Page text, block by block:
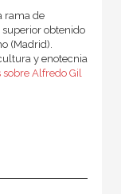
rama de
superior obtenido
(Madrid).
y enotecnia
sobre Alfredo Gil